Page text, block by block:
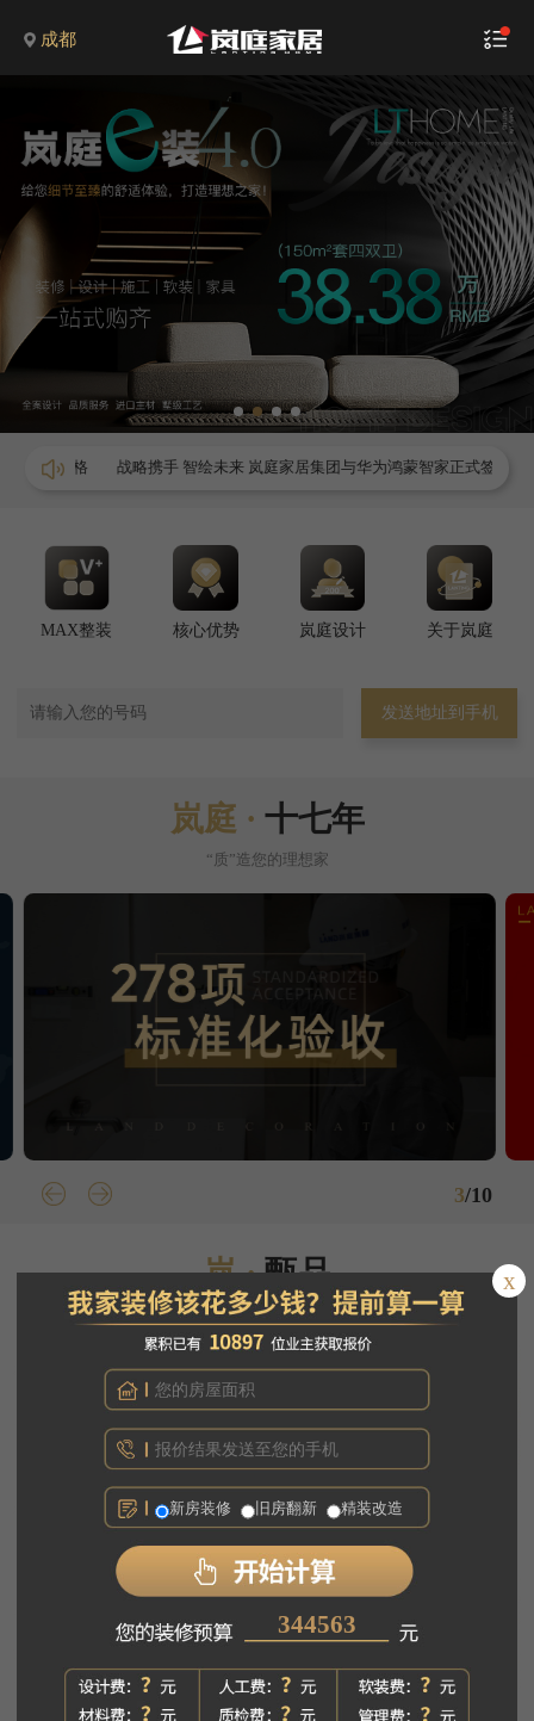
成都
战略携手 智绘未来 岚庭家居集团与华为鸿蒙智家正式签署框架合作协议
MAX整装 核心优势 岚庭设计 关于岚庭
发送地址到手机
岚庭 · 十七年
“质”造您的理想家
3/10
岚 ·甄品
甄选品质环保装修解决方案
x
新房装修 旧房翻新 精装改造
430032